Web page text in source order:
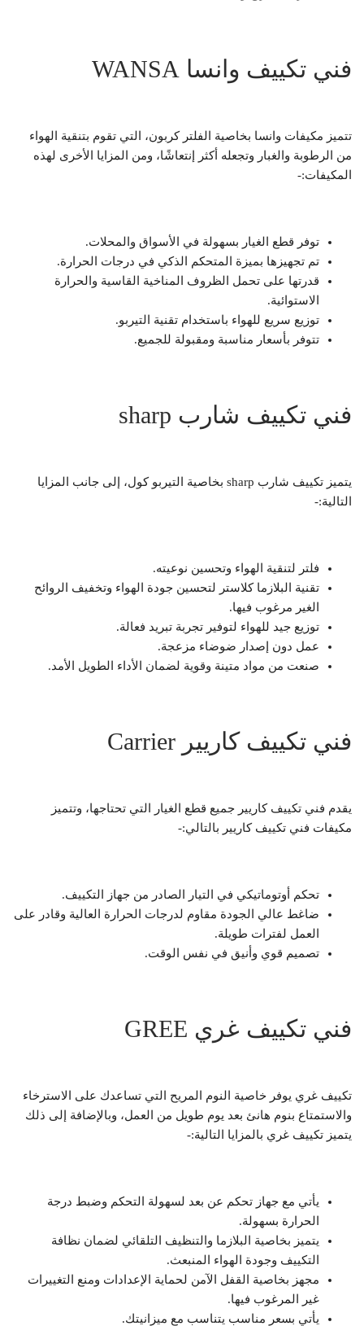
فني تكييف وانسا WANSA
تتميز مكيفات وانسا بخاصية الفلتر كربون، التي تقوم بتنقية الهواء
من الرطوبة والغبار وتجعله أكثر إنتعاشًا، ومن المزايا الأخرى لهذه
المكيفات:-
توفر قطع الغيار بسهولة في الأسواق والمحلات.
تم تجهيزها بميزة المتحكم الذكي في درجات الحرارة.
قدرتها على تحمل الظروف المناخية القاسية والحرارة
الاستوائية.
توزيع سريع للهواء باستخدام تقنية التيربو.
تتوفر بأسعار مناسبة ومقبولة للجميع.
فني تكييف شارب sharp
يتميز تكييف شارب sharp بخاصية التيربو كول، إلى جانب المزايا
التالية:-
فلتر لتنقية الهواء وتحسين نوعيته.
تقنية البلازما كلاستر لتحسين جودة الهواء وتخفيف الروائح
الغير مرغوب فيها.
توزيع جيد للهواء لتوفير تجربة تبريد فعالة.
عمل دون إصدار ضوضاء مزعجة.
صنعت من مواد متينة وقوية لضمان الأداء الطويل الأمد.
فني تكييف كاريير Carrier
يقدم فني تكييف كاريير جميع قطع الغيار التي تحتاجها، وتتميز
مكيفات فني تكييف كاريير بالتالي:-
تحكم أوتوماتيكي في التيار الصادر من جهاز التكييف.
ضاغط عالي الجودة مقاوم لدرجات الحرارة العالية وقادر على
العمل لفترات طويلة.
تصميم قوي وأنيق في نفس الوقت.
فني تكييف غري GREE
تكييف غري يوفر خاصية النوم المريح التي تساعدك على الاسترخاء
والاستمتاع بنوم هانئ بعد يوم طويل من العمل، وبالإضافة إلى ذلك
يتميز تكييف غري بالمزايا التالية:-
يأتي مع جهاز تحكم عن بعد لسهولة التحكم وضبط درجة
الحرارة بسهولة.
يتميز بخاصية البلازما والتنظيف التلقائي لضمان نظافة
التكييف وجودة الهواء المنبعث.
مجهز بخاصية القفل الآمن لحماية الإعدادات ومنع التغييرات
غير المرغوب فيها.
يأتي بسعر مناسب يتناسب مع ميزانيتك.